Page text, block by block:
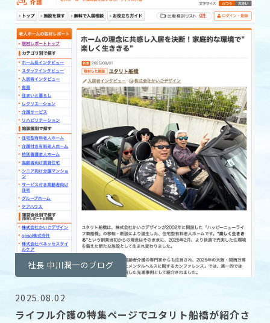
社長 中川潤一のブログ
2025.08.02
ライフル介護の特集ページでユタリト船橋が紹介さ